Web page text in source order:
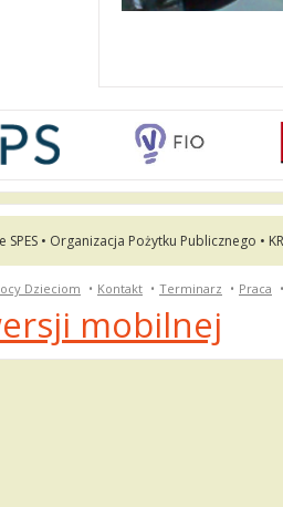
SPES • Organizacja Pożytku Publicznego •
Dzieciom • Kontakt • Terminarz • Praca •
mobilnej